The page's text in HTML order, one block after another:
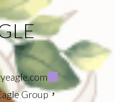
Group，